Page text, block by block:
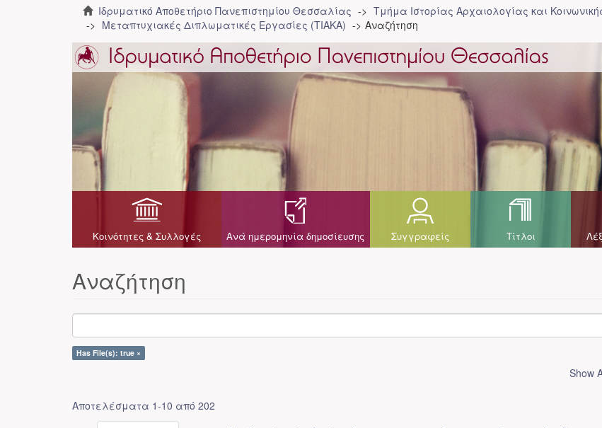
Ιδρυματικό Αποθετήριο Πανεπιστημίου Θεσσαλίας
Τμήμα Ιστορίας Αρχαιολογίας και
Μεταπτυχιακές Διπλωματικές Εργασίες (ΤΙΑΚΑ)
Αναζήτηση
Κοινότητες & Συλλογές Ανά ημερομηνία δημοσίευσης Συγγραφείς Τίτλοι
Αναζήτηση
Has File(s): true ×
Show
Αποτελέσματα 1-10 από 202